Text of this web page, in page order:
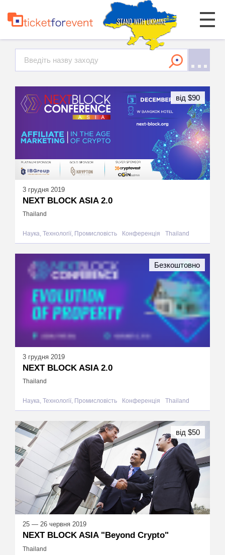
3 грудня 2019
NEXT BLOCK ASIA 2.0
Thailand
Наука, Технології, Промисловість Конференція Thailand
від $90
3 грудня 2019
NEXT BLOCK ASIA 2.0
Thailand
Наука, Технології, Промисловість Конференція Thailand
Безкоштовно
25 — 26 червня 2019
NEXT BLOCK ASIA "Beyond Crypto"
Thailand
від $50